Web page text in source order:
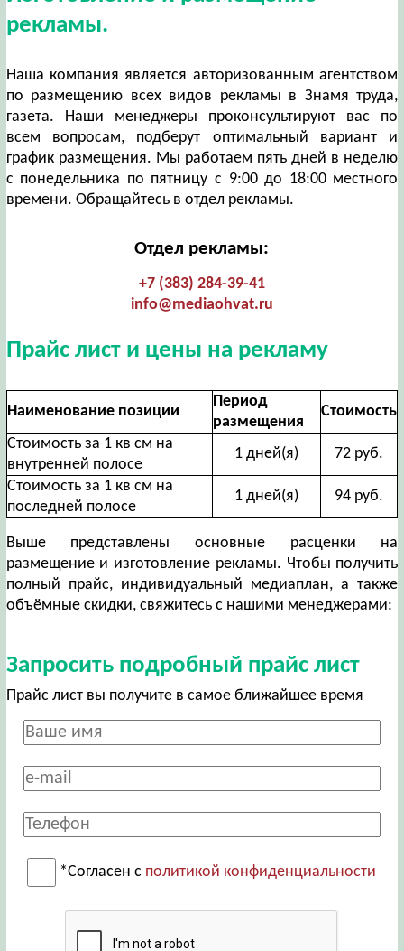
рекламы.
Наша компания является авторизованным агентством
по размещению всех видов рекламы в Знамя труда,
газета. Наши менеджеры проконсультируют вас по
всем вопросам, подберут оптимальный вариант и
график размещения. Мы работаем пять дней в неделю
с понедельника по пятницу с 9:00 до 18:00 местного
времени. Обращайтесь в отдел рекламы.
Отдел рекламы:
+7 (383) 284-39-41
info@mediaohvat.ru
Прайс лист и цены на рекламу
Наименование позиции
Период
размещения
Стоимость
Стоимость за 1 кв см на
внутренней полосе
1 дней(я)
72 руб.
Стоимость за 1 кв см на
последней полосе
1 дней(я) 94 руб.
Выше представлены основные расценки на
размещение и изготовление рекламы. Чтобы получить
полный прайс, индивидуальный медиаплан, а также
объёмные скидки, свяжитесь с нашими менеджерами:
Запросить подробный прайс лист
Прайс лист вы получите в самое ближайшее время
*Согласен с политикой конфиденциальности